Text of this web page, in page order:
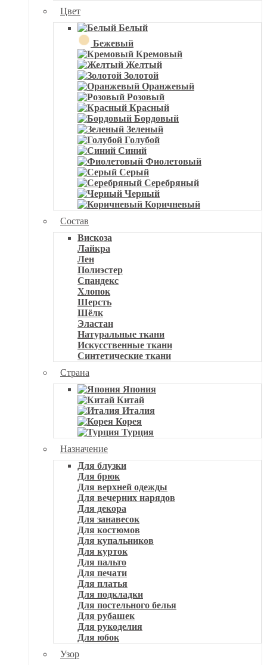
Цвет
Белый
Бежевый
Кремовый
Желтый
Золотой
Оранжевый
Розовый
Красный
Бордовый
Зеленый
Голубой
Синий
Фиолетовый
Серый
Серебряный
Черный
Коричневый
Состав
Вискоза
Лайкра
Лен
Полиэстер
Спандекс
Хлопок
Шерсть
Шёлк
Эластан
Натуральные ткани
Искусственные ткани
Синтетические ткани
Страна
Япония
Китай
Италия
Корея
Турция
Назначение
Для блузки
Для брюк
Для верхней одежды
Для вечерних нарядов
Для декора
Для занавесок
Для костюмов
Для купальников
Для курток
Для пальто
Для печати
Для платья
Для подкладки
Для постельного белья
Для рубашек
Для рукоделия
Для юбок
Узор